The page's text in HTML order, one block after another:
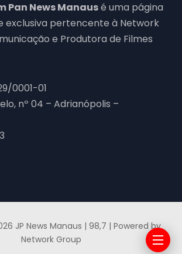
Pan News Manausé uma página
exclusiva pertencente à Network
e Produtora de Filmes
0001-01
nº 04 – Adrianópolis –
JP News Manaus | 98,7 | Powered by
Network Group